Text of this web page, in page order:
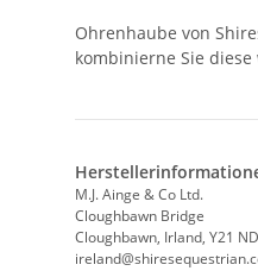
Ohrenhaube von
kombinierne Sie
M.J. Ainge & Co Ltd.
Cloughbawn Bridge
Cloughbawn, Irland, Y21